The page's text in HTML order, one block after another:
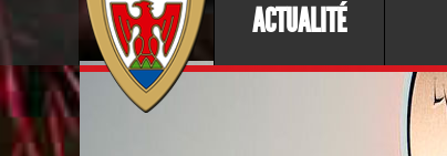
ACTUALITÉ